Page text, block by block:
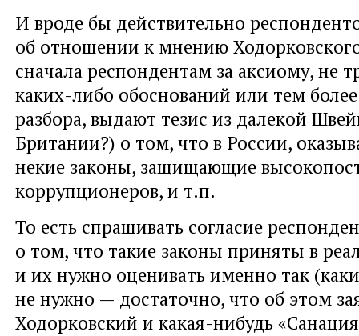
И вроде бы действительно
об отношении к мнению
сначала респондентам за аксиому, не
каких-либо обоснований или тем
разбора, выдают тезис из далекой
Британии?) о том, что в России,
некие законы, защищающие
коррупционеров, и т.п.
То есть спрашивать согласие
о том, что такие законы приняты в
и их нужно оценивать именно так
не нужно — достаточно, что об этом
Ходорковский и какая-нибудь